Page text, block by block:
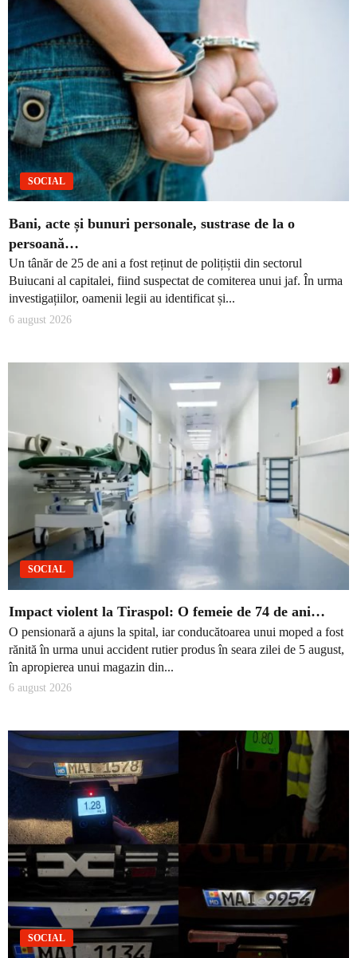
SOCIAL
Bani, acte și bunuri personale, sustrase de la o
persoană…
Un tânăr de 25 de ani a fost reținut de polițiștii din sectorul
Buiucani al capitalei, fiind suspectat de comiterea unui jaf. În urma
investigațiilor, oamenii legii au identificat și...
6 august 2026
SOCIAL
Impact violent la Tiraspol: O femeie de 74 de ani…
O pensionară a ajuns la spital, iar conducătoarea unui moped a fost
rănită în urma unui accident rutier produs în seara zilei de 5 august,
în apropierea unui magazin din...
6 august 2026
SOCIAL